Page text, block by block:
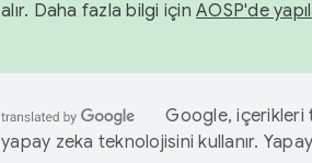
alır. Daha fazla bilgi için AOSP'de
Google, içerikleri
yapay zeka teknolojisini kullanır.